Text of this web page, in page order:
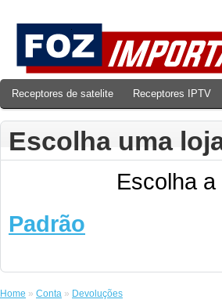
Receptores de satelite Receptores IPTV
Escolha uma
Escolha
Padrão
Home » Conta » Devoluções